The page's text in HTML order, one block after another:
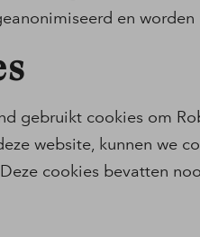
en worden
gebruikt cookies om
website, kunnen we
cookies bevatten